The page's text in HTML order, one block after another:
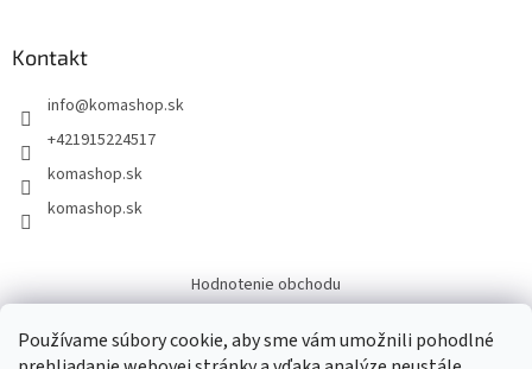
Používame súbory cookie, aby sme vám umožnili pohodlné
Kontakt
info@komashop.sk
+421915224517
komashop.sk
komashop.sk
Hodnotenie obchodu
Overene